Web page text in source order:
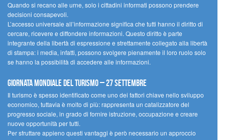
Quando si recano alle urne, solo i cittadini informati possono prendere
decisioni consapevoli.
L’accesso universale all’informazione significa che tutti hanno il diritto di
cercare, ricevere e diffondere informazioni. Questo diritto è parte
integrante della libertà di espressione e strettamente collegato alla libertà
di stampa: i media, infatti, possono svolgere pienamente il loro ruolo solo
se hanno la possibilità di accedere alle informazioni.
Giornata mondiale del turismo – 27 settembre
Il turismo è spesso identificato come uno dei fattori chiave nello sviluppo
economico, tuttavia è molto di più: rappresenta un catalizzatore del
progresso sociale, in grado di fornire istruzione, occupazione e creare
nuove opportunità per tutti.
Per sfruttare appieno questi vantaggi è però necessario un approccio